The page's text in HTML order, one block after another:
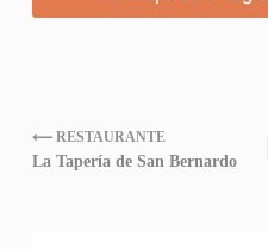
⟵ RESTAURANTE
La Tapería de San Bernardo